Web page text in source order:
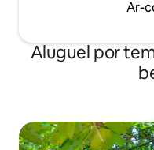
Ar-
Aluguel por